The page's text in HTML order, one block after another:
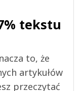
tekstu
to, że
artykułów
przeczytać